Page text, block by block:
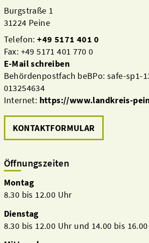
Burgstraße 1
31224 Peine
Telefon:+49 5171 401 0
Fax: +49 5171 401 770 0
E-Mail schreiben
Behördenpostfach beBPo: safe-sp1-
013254634
Internet: https://www.landkreis-
KONTAKTFORMULAR
Öffnungszeiten
Montag
8.30 bis 12.00 Uhr
Dienstag
8.30 bis 12.00 Uhr und 14.00 bis